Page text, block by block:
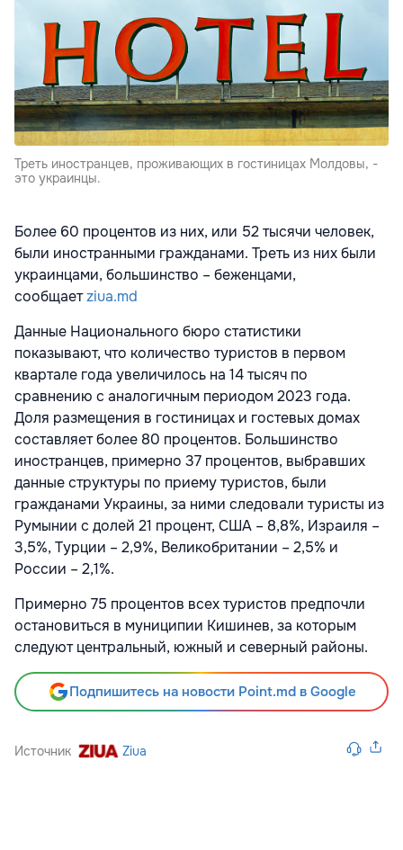
Треть иностранцев, проживающих в гостиницах Молдовы, -
это украинцы.
Более 60 процентов из них, или 52 тысячи человек,
были иностранными гражданами. Треть из них были
украинцами, большинство – беженцами,
сообщаетziua.md
Данные Национального бюро статистики
показывают, что количество туристов в первом
квартале года увеличилось на 14 тысяч по
сравнению с аналогичным периодом 2023 года.
Доля размещения в гостиницах и гостевых домах
составляет более 80 процентов. Большинство
иностранцев, примерно 37 процентов, выбравших
данные структуры по приему туристов, были
гражданами Украины, за ними следовали туристы из
Румынии с долей 21 процент, США – 8,8%, Израиля –
3,5%, Турции – 2,9%, Великобритании – 2,5% и
России – 2,1%.
Примерно 75 процентов всех туристов предпочли
остановиться в муниципии Кишинев, за которым
следуют центральный, южный и северный районы.
Подпишитесь на новости Point.md в Google
Источник Ziua